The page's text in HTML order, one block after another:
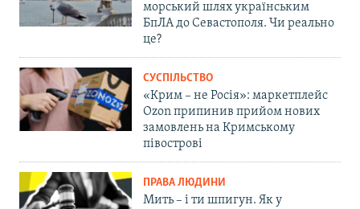
морський шлях українським
БпЛА до Севастополя. Чи реально
це?
СУСПІЛЬСТВО
«Крим – не Росія»: маркетплейс
Ozon припинив прийом нових
замовлень на Кримському
півострові
ПРАВА ЛЮДИНИ
Мить – і ти шпигун. Як у